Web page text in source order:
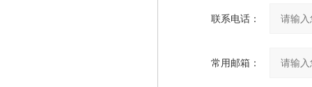
联系电话：
常用邮箱：